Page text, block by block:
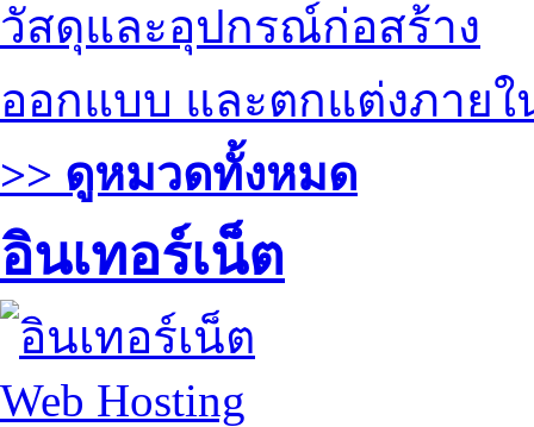
วัสดุและอุปกรณ์ก่อสร้าง
ออกแบบ และตกแต่งภายใ
>> ดูหมวดทั้งหมด
อินเทอร์เน็ต
Web Hosting